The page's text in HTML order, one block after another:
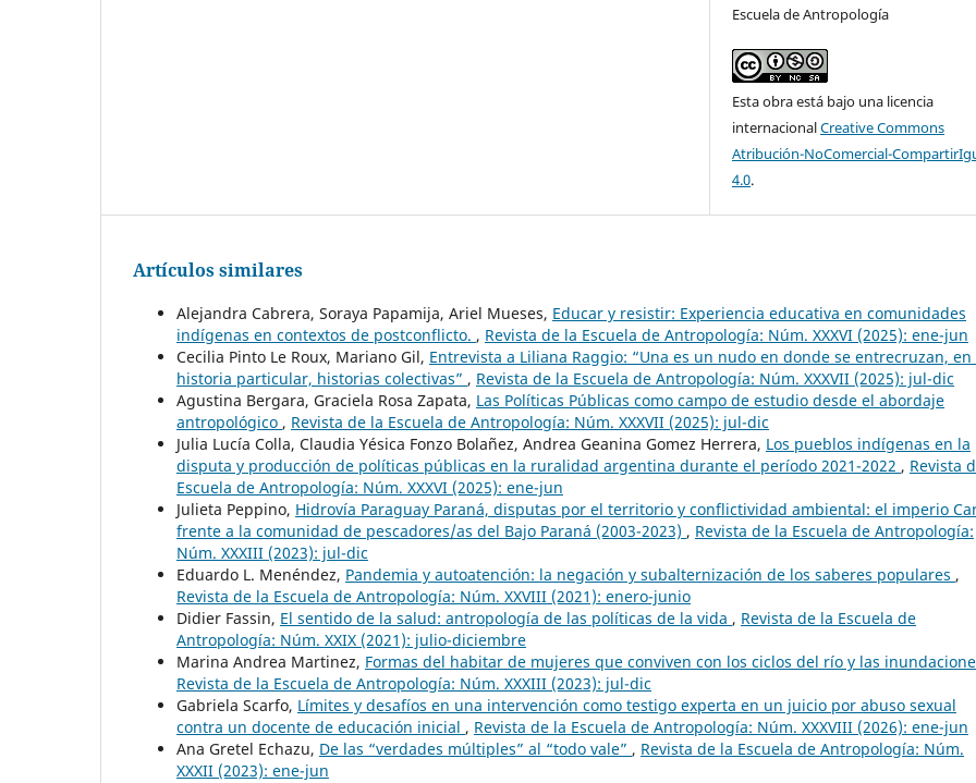
Escuela de Antropología
Esta obra está bajo una licencia
internacionalCreative Commons
Atribución-NoComercial-
4.0.
Artículos similares
Alejandra Cabrera, Soraya Papamija, Ariel Mueses, Educar y resistir: Experiencia educativa en comunidades
indígenas en contextos de postconflicto. , Revista de la Escuela de Antropología: Núm. XXXVI (2025): ene-jun
Cecilia Pinto Le Roux, Mariano Gil, Entrevista a Liliana Raggio: “Una es un nudo en donde se entrecruzan, en
historia particular, historias colectivas” , Revista de la Escuela de Antropología: Núm. XXXVII (2025): jul-dic
Agustina Bergara, Graciela Rosa Zapata, Las Políticas Públicas como campo de estudio desde el abordaje
antropológico , Revista de la Escuela de Antropología: Núm. XXXVII (2025): jul-dic
Julia Lucía Colla, Claudia Yésica Fonzo Bolañez, Andrea Geanina Gomez Herrera, Los pueblos indígenas en la
disputa y producción de políticas públicas en la ruralidad argentina durante el período 2021-2022 , Revista
Escuela de Antropología: Núm. XXXVI (2025): ene-jun
Julieta Peppino, Hidrovía Paraguay Paraná, disputas por el territorio y conflictividad ambiental: el imperio
frente a la comunidad de pescadores/as del Bajo Paraná (2003-2023) , Revista de la Escuela de Antropología:
Núm. XXXIII (2023): jul-dic
Eduardo L. Menéndez, Pandemia y autoatención: la negación y subalternización de los saberes populares ,
Revista de la Escuela de Antropología: Núm. XXVIII (2021): enero-junio
Didier Fassin, El sentido de la salud: antropología de las políticas de la vida , Revista de la Escuela de
Antropología: Núm. XXIX (2021): julio-diciembre
Marina Andrea Martinez, Formas del habitar de mujeres que conviven con los ciclos del río y las
Revista de la Escuela de Antropología: Núm. XXXIII (2023): jul-dic
Gabriela Scarfo, Límites y desafíos en una intervención como testigo experta en un juicio por abuso sexual
contra un docente de educación inicial , Revista de la Escuela de Antropología: Núm. XXXVIII (2026): ene-jun
​Ana Gretel Echazu, De las “verdades múltiples” al “todo vale” , Revista de la Escuela de Antropología: Núm.
XXXII (2023): ene-jun